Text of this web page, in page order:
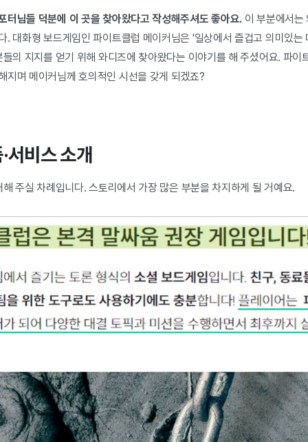
터님들 덕분에 이 곳을 찾아왔다고 작성해주셔도 좋아요. 이 부분에서는
. 대화형 보드게임인 파이트클럽 메이커님은 '일상에서 즐겁고 의미있는
의 지지를 얻기 위해 와디즈에 찾아왔다는 이야기를 해 주셨어요. 파이
지며 메이커님께 호의적인 시선을 갖게 되겠죠?
서비스 소개
해 주실 차례입니다. 스토리에서 가장 많은 부분을 차지하게 될 거예요.